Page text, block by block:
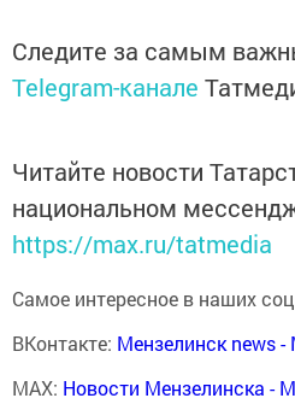
Следите за самым
Telegram-канале
Читайте новости
национальном
https://max.ru/tatmedia
Самое интересное в наших
ВКонтакте: Мензелинск news
MAX: Новости Мензелинска -